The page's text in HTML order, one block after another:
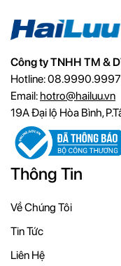
Công ty TNHH TM &
Hotline: 08.9990.9997
Email: hotro@hailuu.vn
19A Đại lộ Hòa Bình,
Thông Tin
Về Chúng Tôi
Tin Tức
Liên Hệ